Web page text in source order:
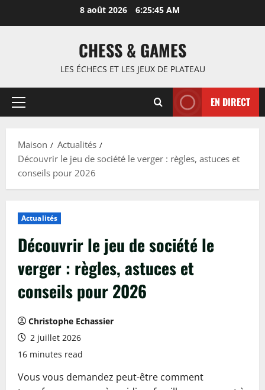
8 août 2026 6:25:46 AM
CHESS & GAMES
LES ÉCHECS ET LES JEUX DE PLATEAU
Menu
EN DIRECT
Maison
Actualités
Découvrir le jeu de société le verger : règles, astuces et
conseils pour 2026
Actualités
Découvrir le jeu de société le
verger : règles, astuces et
conseils pour 2026
Christophe Echassier
2 juillet 2026
16 minutes read
Vous vous demandez peut-être comment